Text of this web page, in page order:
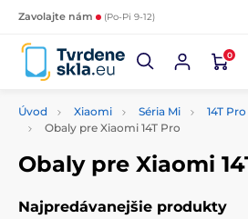
Zavolajte nám (Po-Pi 9-12)
0
Úvod Xiaomi Séria Mi
14T Pro
Obaly pre Xiaomi 14T Pro
Obaly pre Xiaomi
Najpredávanejšie produkty